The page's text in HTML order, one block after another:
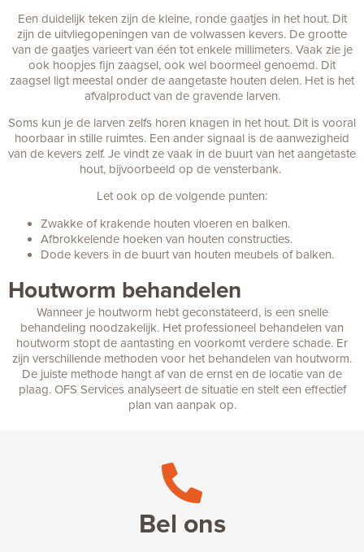
Een duidelijk teken zijn de kleine, ronde gaatjes in het hout. Dit
zijn de uitvliegopeningen van de volwassen kevers. De grootte
van de gaatjes varieert van één tot enkele millimeters. Vaak zie je
ook hoopjes fijn zaagsel, ook wel boormeel genoemd. Dit
zaagsel ligt meestal onder de aangetaste houten delen. Het is het
afvalproduct van de gravende larven.
Soms kun je de larven zelfs horen knagen in het hout. Dit is vooral
hoorbaar in stille ruimtes. Een ander signaal is de aanwezigheid
van de kevers zelf. Je vindt ze vaak in de buurt van het aangetaste
hout, bijvoorbeeld op de vensterbank.
Let ook op de volgende punten:
Zwakke of krakende houten vloeren en balken.
Afbrokkelende hoeken van houten constructies.
Dode kevers in de buurt van houten meubels of balken.
Houtworm behandelen
Wanneer je houtworm hebt geconstateerd, is een snelle
behandeling noodzakelijk. Het professioneel behandelen van
houtworm stopt de aantasting en voorkomt verdere schade. Er
zijn verschillende methoden voor het behandelen van houtworm.
De juiste methode hangt af van de ernst en de locatie van de
plaag. OFS Services analyseert de situatie en stelt een effectief
plan van aanpak op.
Bel ons